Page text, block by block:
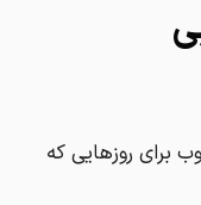
برای روزهایی که